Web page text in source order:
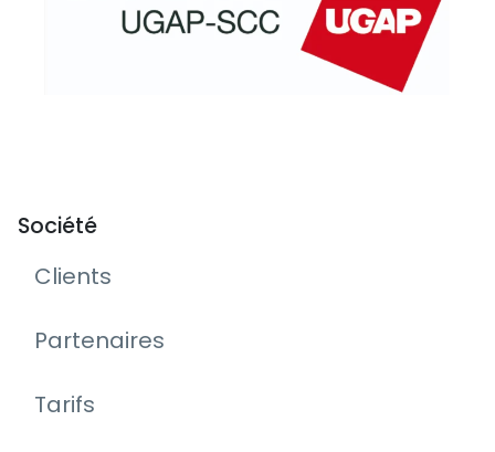
Société
Clients
Partenaires
Tarifs